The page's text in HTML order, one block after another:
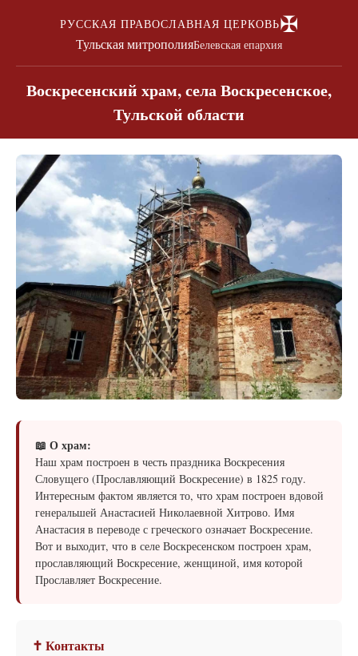
РУССКАЯ ПРАВОСЛАВНАЯ ЦЕРКОВЬ✠
Тульская митрополияБелевская епархия
Воскресенский храм, села Воскресенское,
Тульской области
📖 О храм:
Наш храм построен в честь праздника Воскресения
Словущего (Прославляющий Воскресение) в 1825 году.
Интересным фактом является то, что храм построен вдовой
генеральшей Анастасией Николаевной Хитрово. Имя
Анастасия в переводе с греческого означает Воскресение.
Вот и выходит, что в селе Воскресенском построен храм,
прославляющий Воскресение, женщиной, имя которой
Прославляет Воскресение.
✝ Контакты